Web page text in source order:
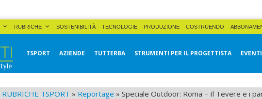
RUBRICHE SOSTENIBILITÀ TECNOLOGIE PRODUZIONE COSTRUENDO
TSPORT AZIENDE TUTTERBA STRUMENTI PER IL PROGETTISTA
RUBRICHE TSPORT » Reportage » Speciale Outdoor: Roma – Il Tevere e i